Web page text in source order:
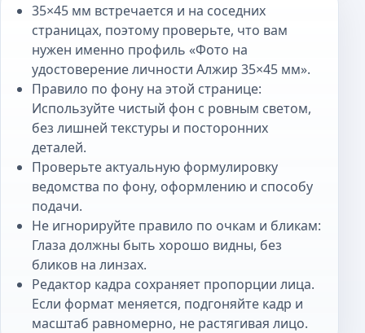
35×45 мм встречается и на соседних
страницах, поэтому проверьте, что вам
нужен именно профиль «Фото на
удостоверение личности Алжир 35×45 мм».
Правило по фону на этой странице:
Используйте чистый фон с ровным светом,
без лишней текстуры и посторонних
деталей.
Проверьте актуальную формулировку
ведомства по фону, оформлению и способу
подачи.
Не игнорируйте правило по очкам и бликам:
Глаза должны быть хорошо видны, без
бликов на линзах.
Редактор кадра сохраняет пропорции лица.
Если формат меняется, подгоняйте кадр и
масштаб равномерно, не растягивая лицо.